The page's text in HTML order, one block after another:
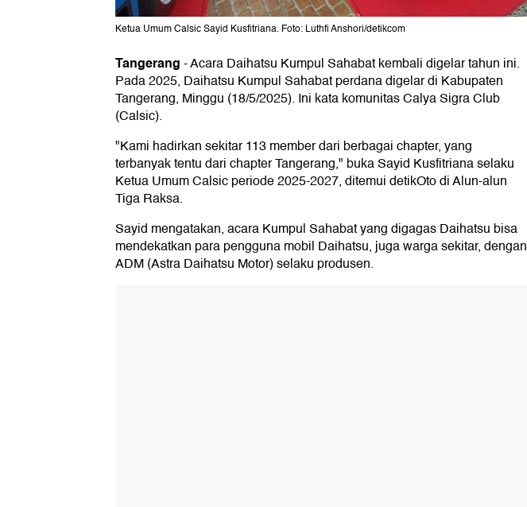
Ketua Umum Calsic Sayid Kusfitriana. Foto: Luthfi Anshori/detikcom
Tangerang-Acara Daihatsu Kumpul Sahabat kembali digelar tahun ini.
Pada 2025, Daihatsu Kumpul Sahabat perdana digelar di Kabupaten
Tangerang, Minggu (18/5/2025). Ini kata komunitas Calya Sigra Club
(Calsic).
"Kami hadirkan sekitar 113 member dari berbagai chapter, yang
terbanyak tentu dari chapter Tangerang," buka Sayid Kusfitriana selaku
Ketua Umum Calsic periode 2025-2027, ditemui detikOto di Alun-alun
Tiga Raksa.
Sayid mengatakan, acara Kumpul Sahabat yang digagas Daihatsu bisa
mendekatkan para pengguna mobil Daihatsu, juga warga sekitar, dengan
ADM (Astra Daihatsu Motor) selaku produsen.